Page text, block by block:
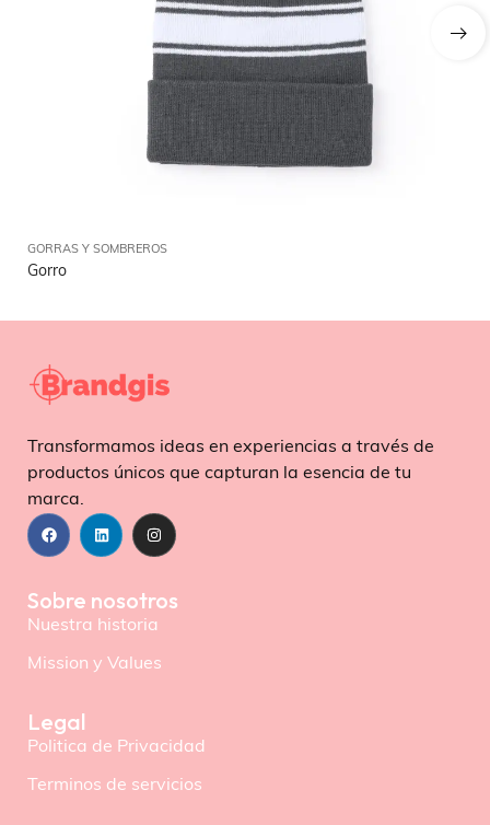
GORRAS Y SOMBREROS
Gorro
Transformamos ideas en experiencias a través de
productos únicos que capturan la esencia de tu
marca.
Sobre nosotros
Nuestra historia
Mission y Values
Legal
Politica de Privacidad
Terminos de servicios